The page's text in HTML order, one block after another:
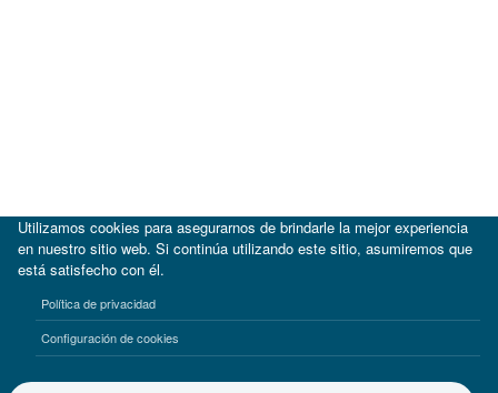
Términos de uso Aviso de privacidad
Utilizamos cookies para asegurarnos de brindarle la mejor experiencia
en nuestro sitio web. Si continúa utilizando este sitio, asumiremos que
está satisfecho con él.
Política de privacidad
Configuración de cookies